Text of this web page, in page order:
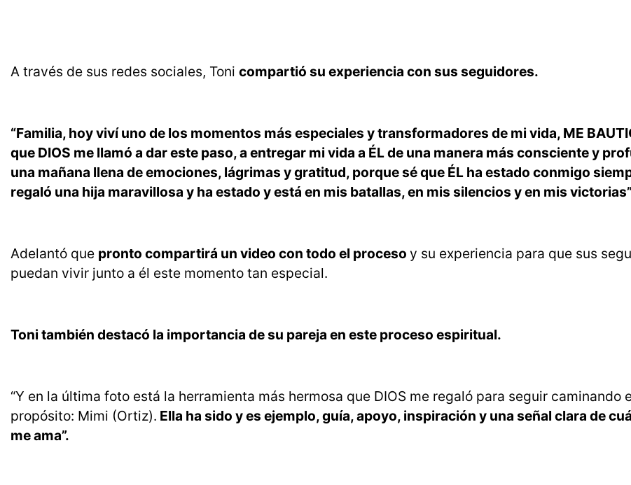
A través de sus redes sociales, Toni compartió su experiencia con sus seguidores.
“Familia, hoy viví uno de los momentos más especiales y transformadores de mi vida, ME
que DIOS me llamó a dar este paso, a entregar mi vida a ÉL de una manera más consciente y
una mañana llena de emociones, lágrimas y gratitud, porque sé que ÉL ha estado conmigo
regaló una hija maravillosa y ha estado y está en mis batallas, en mis silencios y en mis victorias”
Adelantó que pronto compartirá un video con todo el proceso y su experiencia para que sus
puedan vivir junto a él este momento tan especial.
Toni también destacó la importancia de su pareja en este proceso espiritual.
“Y en la última foto está la herramienta más hermosa que DIOS me regaló para seguir caminando
propósito: Mimi (Ortiz). Ella ha sido y es ejemplo, guía, apoyo, inspiración y una señal clara de
me ama”.